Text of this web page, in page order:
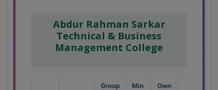
Abdur Rahman Sarkar
Technical & Business
Management College
Group
Min
Own